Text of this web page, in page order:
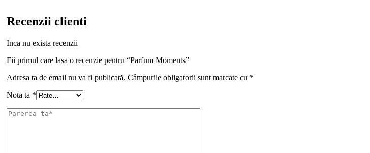
Recenzii clienti
Inca nu exista recenzii
Fii primul care lasa o recenzie pentru “Parfum Moments”
Adresa ta de email nu va fi publicată. Câmpurile obligatorii sunt marcate cu *
Nota ta *